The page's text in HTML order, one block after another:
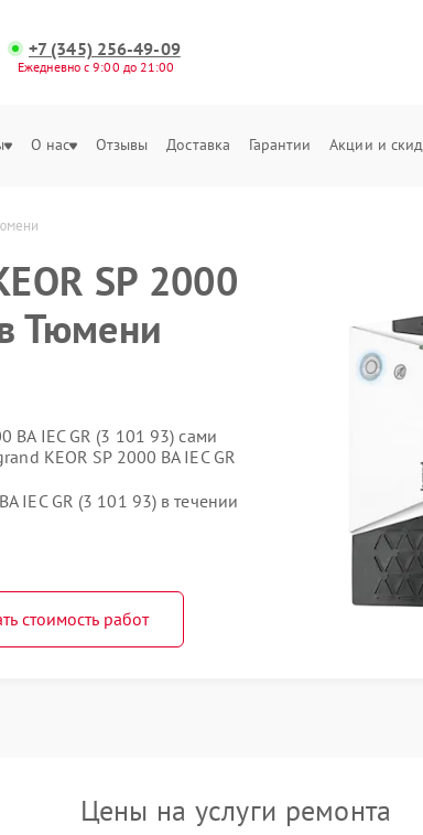
+7 (345) 256-49-09
Ежедневно с 9:00 до 21:00
О нас Отзывы Доставка Гарантии Акции и
SP 2000
Тюмени
ВА IEC GR (3 101 93) сами
KEOR SP 2000 ВА IEC GR
IEC GR (3 101 93) в течении
стоимость работ
Цены на услуги ремонта